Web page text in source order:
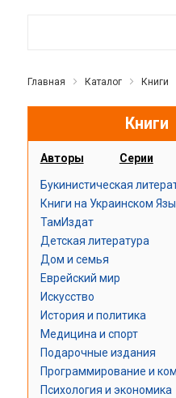
Главная Каталог Книги
Книги
Авторы Серии
Букинистическая
Книги на Украинском
ТамИздат
Детская литература
Дом и семья
Еврейский мир
Искусство
История и политика
Медицина и спорт
Подарочные издания
Программирование и
Психология и экономика